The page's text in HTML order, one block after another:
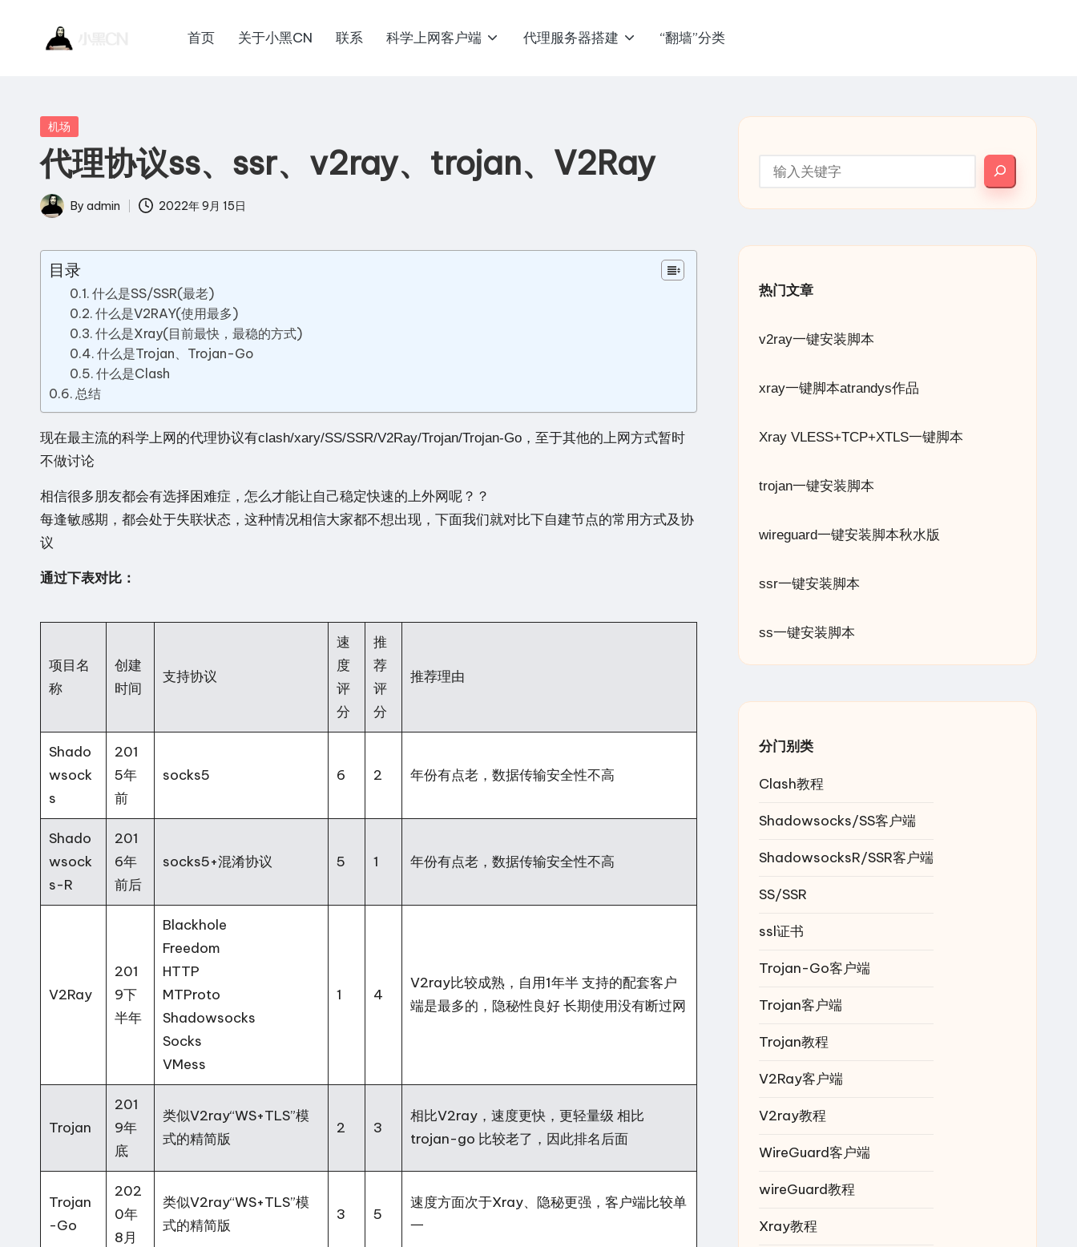
黑
C
N
站
点
一
讲
术
的
首页 关于小黑CN 联系 科学上网客户端 代理服务器搭建 “翻墙”分类
Posted
机场
代理协议ss、ssr、v2ray、trojan、V2Ray
Posted
By admin 2022年 9月 15日
目录
什么是SS/SSR(最老)
什么是V2RAY(使用最多)
什么是Xray(目前最快，最稳的方式)
什么是Trojan、Trojan-Go
什么是Clash
总结
现在最主流的科学上网的代理协议有clash/xary/SS/SSR/V2Ray/Trojan/Trojan-Go ，至于其他的上网方式暂时
不做讨论
相信很多朋友都会有选择困难症，怎么才能让自己稳定快速的上外网呢？？
每逢敏感期，都会处于失联状态，这种情况相信大家都不想出现，下面我们就对比下自建节点的常用方式及协
议
通过下表对比：
项目名
称
创建
时间
支持协议
速
度
评
分
推
荐
评
分
推荐理由
Shado
wsock
s
201
5年
前
socks5 6 2 年份有点老，数据传输安全性不高
Shado
wsock
s-R
201
6年
前后
socks5+混淆协议 5 1 年份有点老，数据传输安全性不高
V2Ray
201
9下
半年
Blackhole
Freedom
HTTP
MTProto
Shadowsocks
Socks
VMess
1 4
V2ray比较成熟，自用1年半 支持的配套客户
端是最多的，隐秘性良好 长期使用没有断过网
Trojan
201
9年
底
类似V2ray“WS+TLS”模
式的精简版
2 3
相比V2ray，速度更快，更轻量级 相比
trojan-go 比较老了，因此排名后面
Trojan
-Go
202
0年
8月
类似V2ray“WS+TLS”模
式的精简版
3 5
速度方面次于Xray、隐秘更强，客户端比较单
一
搜索
热门文章
v2ray一键安装脚本
xray一键脚本atrandys作品
Xray VLESS+TCP+XTLS一键脚本
trojan一键安装脚本
wireguard一键安装脚本秋水版
ssr一键安装脚本
ss一键安装脚本
分门别类
Clash教程
Shadowsocks/SS客户端
ShadowsocksR/SSR客户端
SS/SSR
ssl证书
Trojan-Go客户端
Trojan客户端
Trojan教程
V2Ray客户端
V2ray教程
WireGuard客户端
wireGuard教程
Xray教程